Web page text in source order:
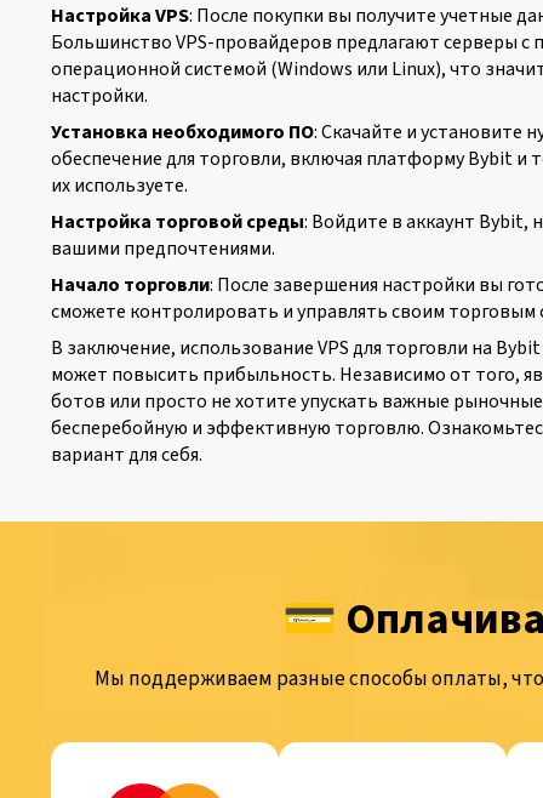
Настройка VPS: После покупки вы получите учетные
Большинство VPS-провайдеров предлагают серверы с
операционной системой (Windows или Linux), что
настройки.
Установка необходимого ПО: Скачайте и установите
обеспечение для торговли, включая платформу Bybit и
их используете.
Настройка торговой среды: Войдите в аккаунт Bybit,
вашими предпочтениями.
Начало торговли: После завершения настройки вы
сможете контролировать и управлять своим
В заключение, использование VPS для торговли на
может повысить прибыльность. Независимо от того,
ботов или просто не хотите упускать важные
бесперебойную и эффективную торговлю.
вариант для себя.
💳
Мы поддерживаем разные способы оплаты,